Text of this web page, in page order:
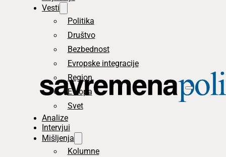
Vesti
Politika
Društvo
Bezbednost
Evropske integracije
Region
Evropa
Svet
Analize
Intervjui
Mišljenja
Kolumne